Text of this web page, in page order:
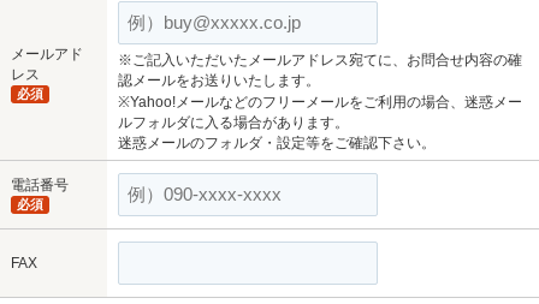
メールアド
レス
必須
※ご記入いただいたメールアドレス宛てに、お問合せ内容の確
認メールをお送りいたします。
※Yahoo!メールなどのフリーメールをご利用の場合、迷惑メー
ルフォルダに入る場合があります。
迷惑メールのフォルダ・設定等をご確認下さい。
電話番号
必須
FAX